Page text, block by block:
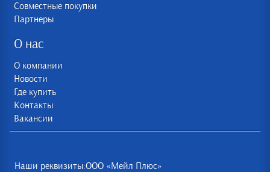
Совместные покупки
Партнеры
О нас
О компании
Новости
Где купить
Контакты
Вакансии
Наши реквизиты:ООО «Мейл Плюс»